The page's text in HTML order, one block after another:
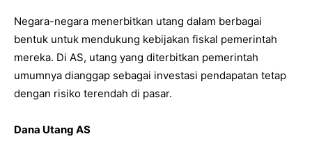
Negara-negara menerbitkan utang dalam berbagai
bentuk untuk mendukung kebijakan fiskal pemerintah
mereka. Di AS, utang yang diterbitkan pemerintah
umumnya dianggap sebagai investasi pendapatan tetap
dengan risiko terendah di pasar.
Dana Utang AS